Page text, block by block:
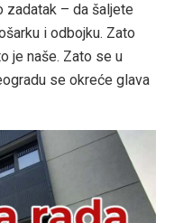
zadatak – da šaljete
i odbojku. Zato
je naše. Zato se u
se okreće glava